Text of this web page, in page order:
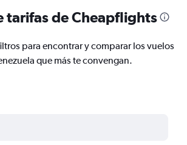
tarifas de Cheapflights
para encontrar y comparar los vuelos
que más te convengan.